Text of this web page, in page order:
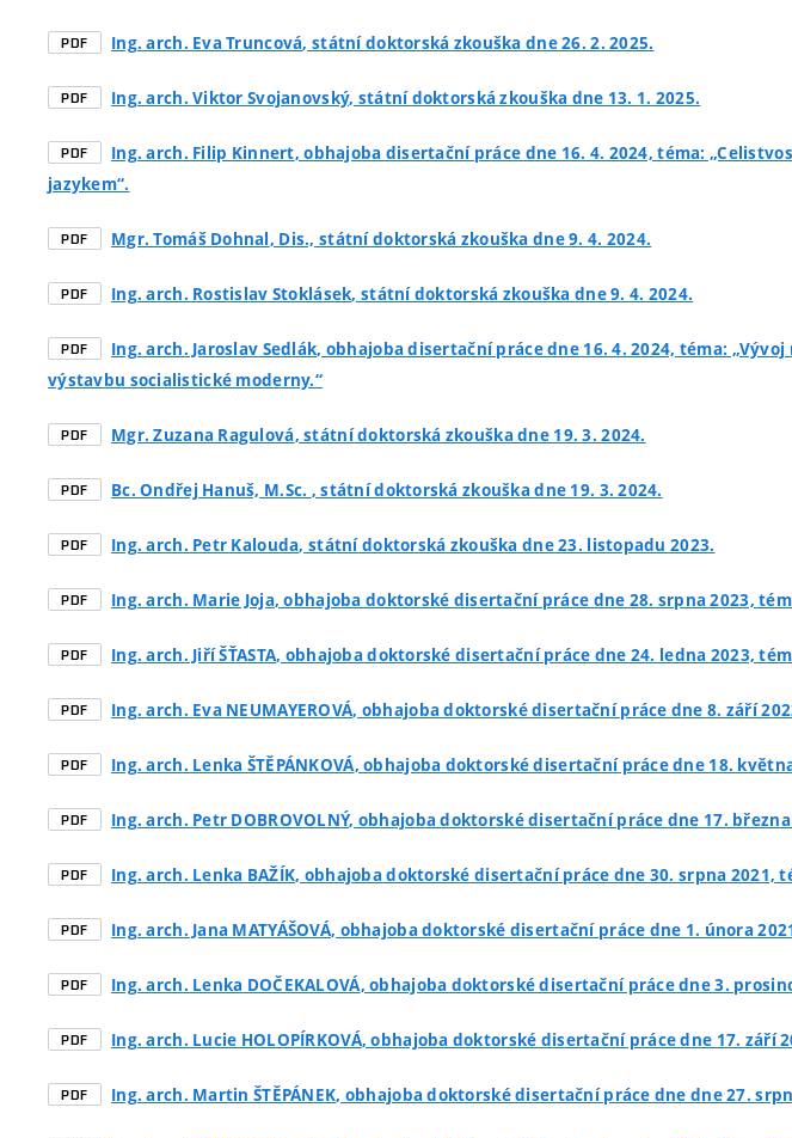
PDF Ing. arch. Eva Truncová, státní doktorská zkouška dne 26. 2. 2025.
PDF Ing. arch. Viktor Svojanovský, státní doktorská zkouška dne 13. 1. 2025.
PDF Ing. arch. Filip Kinnert, obhajoba disertační práce dne 16. 4. 2024, téma:
jazykem“.
PDF Mgr. Tomáš Dohnal, Dis., státní doktorská zkouška dne 9. 4. 2024.
PDF Ing. arch. Rostislav Stoklásek, státní doktorská zkouška dne 9. 4. 2024.
PDF Ing. arch. Jaroslav Sedlák, obhajoba disertační práce dne 16. 4. 2024, téma:
výstavbu socialistické moderny.“
PDF Mgr. Zuzana Ragulová, státní doktorská zkouška dne 19. 3. 2024.
PDF Bc. Ondřej Hanuš, M.Sc. , státní doktorská zkouška dne 19. 3. 2024.
PDF Ing. arch. Petr Kalouda, státní doktorská zkouška dne 23. listopadu 2023.
PDF Ing. arch. Marie Joja, obhajoba doktorské disertační práce dne 28. srpna 2023,
PDF Ing. arch. Jiří ŠŤASTA, obhajoba doktorské disertační práce dne 24. ledna 2023,
PDF Ing. arch. Eva NEUMAYEROVÁ, obhajoba doktorské disertační práce dne 8. září
PDF Ing. arch. Lenka ŠTĚPÁNKOVÁ, obhajoba doktorské disertační práce dne 18.
PDF Ing. arch. Petr DOBROVOLNÝ, obhajoba doktorské disertační práce dne 17.
PDF Ing. arch. Lenka BAŽÍK, obhajoba doktorské disertační práce dne 30. srpna 2021,
PDF Ing. arch. Jana MATYÁŠOVÁ, obhajoba doktorské disertační práce dne 1. února
PDF Ing. arch. Lenka DOČEKALOVÁ, obhajoba doktorské disertační práce dne 3.
PDF Ing. arch. Lucie HOLOPÍRKOVÁ, obhajoba doktorské disertační práce dne 17. září
PDF Ing. arch. Martin ŠTĚPÁNEK, obhajoba doktorské disertační práce dne dne 27.